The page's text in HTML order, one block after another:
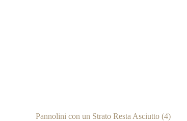
Pannolini con un Strato Resta Asciutto(4)